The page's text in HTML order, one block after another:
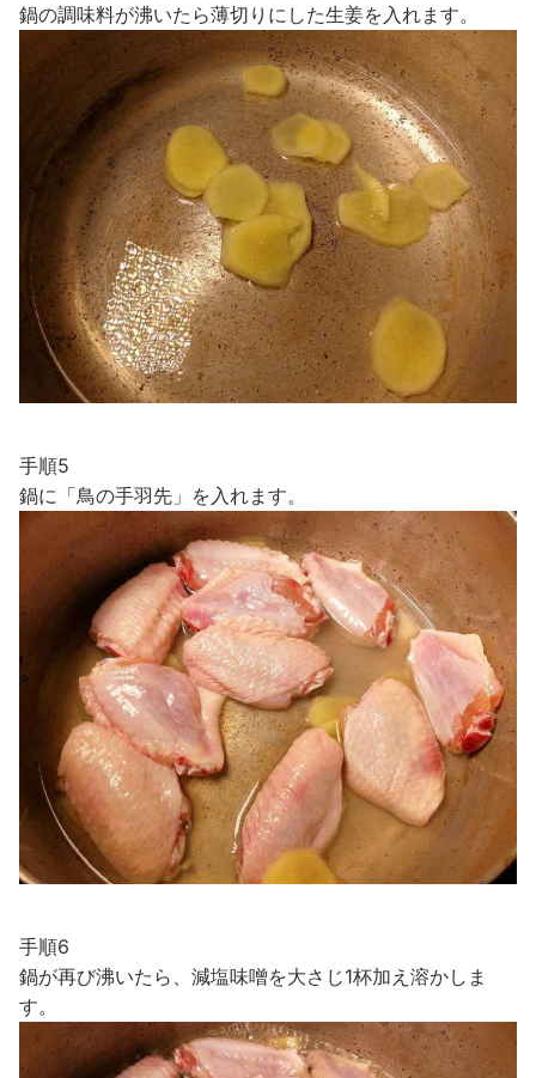
鍋の調味料が沸いたら薄切りにした生姜を入れます。
手順5
鍋に「鳥の手羽先」を入れます。
手順6
鍋が再び沸いたら、減塩味噌を大さじ1杯加え溶かしま
す。